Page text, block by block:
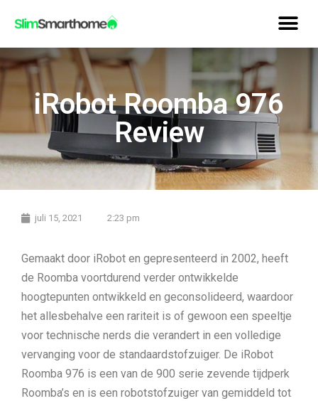
iRobot Roomba 976
Review
juli 15, 2021 2:23 pm
Gemaakt door iRobot en gepresenteerd in 2002, heeft
de Roomba voortdurend verder ontwikkelde
hoogtepunten ontwikkeld en geconsolideerd, waardoor
het allesbehalve een rariteit is of gewoon een speeltje
voor technische nerds die verandert in een volledige
vervanging voor de standaardstofzuiger. De iRobot
Roomba 976 is een van de 900 serie zevende tijdperk
Roomba’s en is een robotstofzuiger van gemiddeld tot